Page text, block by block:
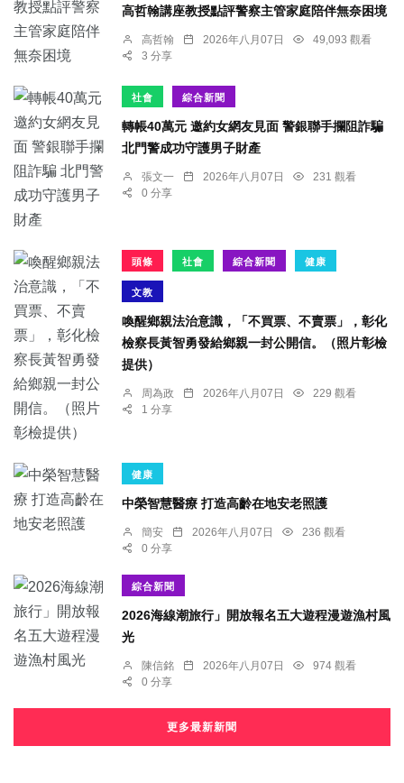
高哲翰講座教授點評警察主管家庭陪伴無奈困境
高哲翰 2026年八月07日
49,093 觀看
3 分享
社會 綜合新聞
轉帳40萬元 邀約女網友見面 警銀聯手攔阻詐騙
北門警成功守護男子財產
張文一 2026年八月07日
231 觀看
0 分享
頭條 社會 綜合新聞 健康
文教
喚醒鄉親法治意識，「不買票、不賣票」，彰化
檢察長黃智勇發給鄉親一封公開信。（照片彰檢
提供）
周為政 2026年八月07日
229 觀看
1 分享
健康
中榮智慧醫療 打造高齡在地安老照護
簡安 2026年八月07日
236 觀看
0 分享
綜合新聞
2026海線潮旅行」開放報名五大遊程漫遊漁村風
光
陳信銘 2026年八月07日
974 觀看
0 分享
更多最新新聞